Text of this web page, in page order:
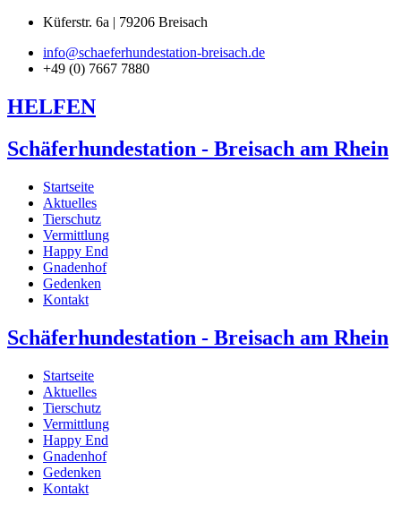
Küferstr. 6a | 79206 Breisach
info@schaeferhundestation-breisach.de
+49 (0) 7667 7880
HELFEN
Schäferhundestation - Breisach am Rhein
Startseite
Aktuelles
Tierschutz
Vermittlung
Happy End
Gnadenhof
Gedenken
Kontakt
Schäferhundestation - Breisach am Rhein
Startseite
Aktuelles
Tierschutz
Vermittlung
Happy End
Gnadenhof
Gedenken
Kontakt